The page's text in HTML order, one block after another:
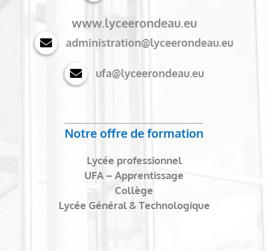
www.lyceerondeau.eu
administration@lyceerondeau.eu
ufa@lyceerondeau.eu
Notre offre de formation
Lycée professionnel
UFA – Apprentissage
Collège
Lycée Général & Technologique